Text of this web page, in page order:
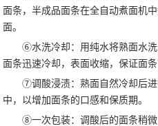
面条，半成品面条在全自动煮面机
面。
⑥水洗冷却：用纯水将熟面水
面条迅速冷却，表面收缩，保证面条
⑦调酸浸渍：熟面自然冷却后
中，以增加面条的口感和保质期。
⑧一次包装：调酸后的面条稍